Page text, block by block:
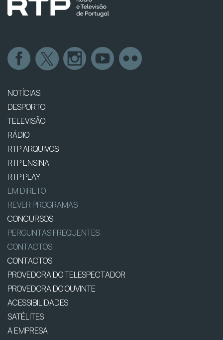
NOTÍCIAS
DESPORTO
TELEVISÃO
RÁDIO
RTP ARQUIVOS
RTP ENSINA
RTP PLAY
EM DIRETO
REVER PROGRAMAS
CONCURSOS
PERGUNTAS FREQUENTES
CONTACTOS
CONTACTOS
PROVEDORA DO TELESPECTADOR
PROVEDORA DO OUVINTE
ACESSIBILIDADES
SATÉLITES
A EMPRESA